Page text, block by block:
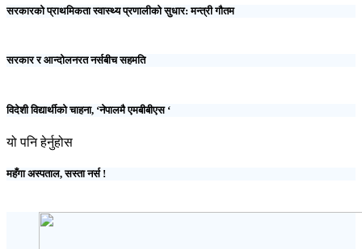
सरकारको प्राथमिकता स्वास्थ्य प्रणालीको सुधार: मन्त्री गौतम
सरकार र आन्दोलनरत नर्सबीच सहमति
विदेशी विद्यार्थीको चाहना, ‘नेपालमै एमबीबीएस ‘
यो पनि हेर्नुहोस
महँगा अस्पताल, सस्ता नर्स !